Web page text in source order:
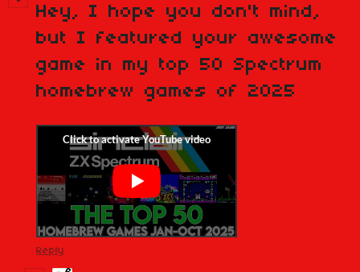
Hey, I hope you don't mind,
but I featured your awesome
game in my top 50 Spectrum
homebrew games of 2025
Reply